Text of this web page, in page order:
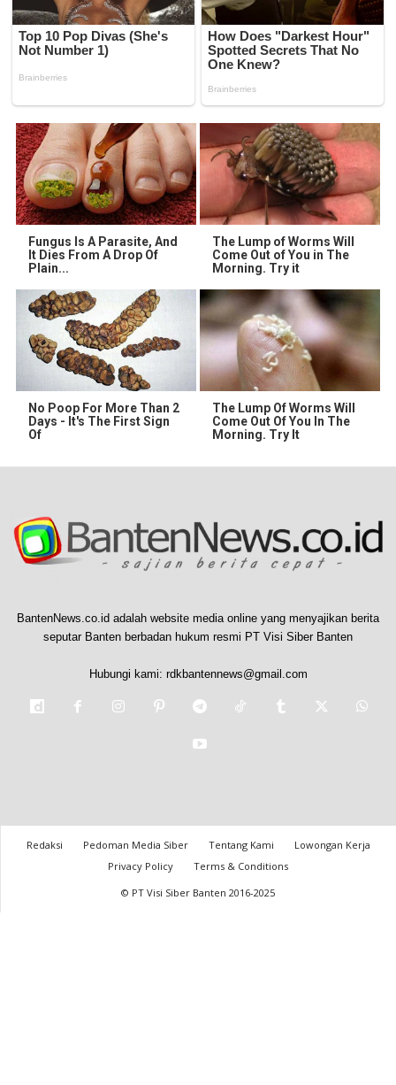
Fungus Is A Parasite, And
It Dies From A Drop Of
Plain...
The Lump of Worms Will
Come Out of You in The
Morning. Try it
No Poop For More Than 2
Days - It's The First Sign
Of
The Lump Of Worms Will
Come Out Of You In The
Morning. Try It
BantenNews.co.id adalah website media online yang menyajikan berita
seputar Banten berbadan hukum resmi PT Visi Siber Banten
Hubungi kami: rdkbantennews@gmail.com
Redaksi Pedoman Media Siber Tentang Kami
Lowongan Kerja
Privacy Policy
Terms & Conditions
© PT Visi Siber Banten 2016-2025